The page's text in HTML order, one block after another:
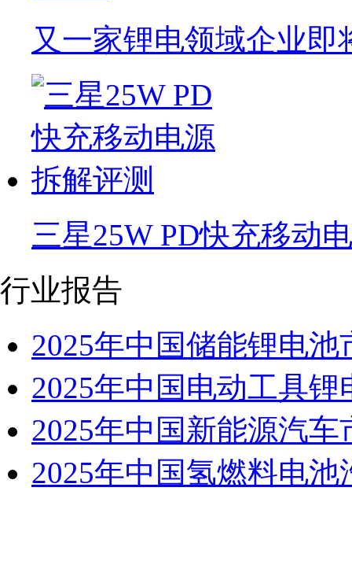
又一家锂电领域企业即
三星25W PD快充移动
行业报告
2025年中国储能锂电
2025年中国电动工具
2025年中国新能源汽
2025年中国氢燃料电